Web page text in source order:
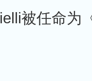
被任命为